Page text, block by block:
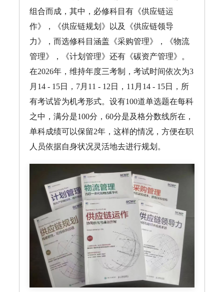
组合而成，其中，必修科目有《供应链运
作》，《供应链规划》以及《供应链领导
力》，而选修科目涵盖《采购管理》，《物流
管理》，《计划管理》还有《碳资产管理》。
在2026年，维持年度三考制，考试时间依次为3
月14 - 15日，7月11 - 12日，11月14 - 15日，所
有考试皆为机考形式。设有100道单选题在每科
之中，满分是100分，60分是及格分数线所在，
单科成绩可以保留2年，这样的情况，方便在职
人员依据自身状况灵活地去进行规划。